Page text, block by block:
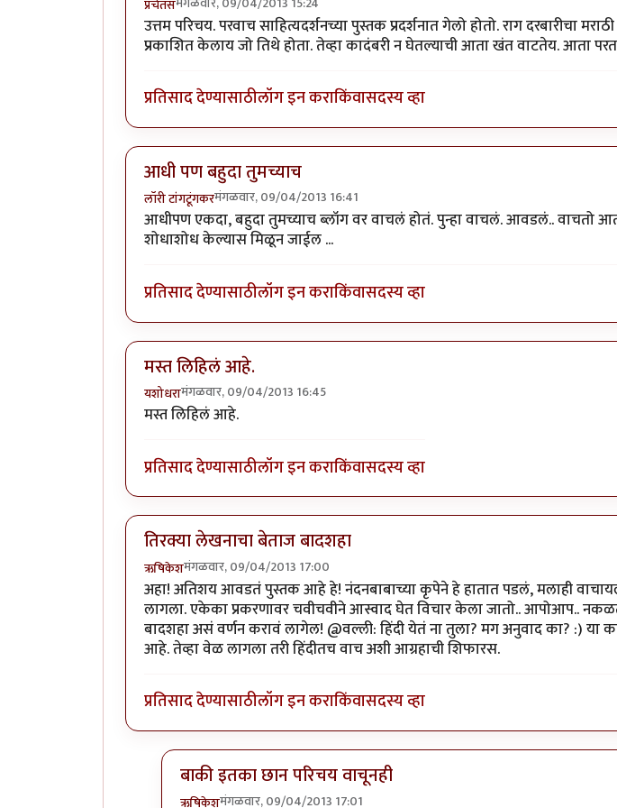
प्रचेतस
उत्तम परिचय. परवाच साहित्यदर्शनच्या पुस्तक प्रदर्शनात गेलो होतो. राग दरबारीचा
प्रकाशित केलाय जो तिथे होता. तेव्हा कादंबरी न घेतल्याची आता खंत वाटतेय. आता
प्रतिसाद देण्यासाठीलॉग इन कराकिंवासदस्य व्हा
आधी पण बहुदा तुमच्याच
लॉरी टांगटूंगकरमंगळवार, 09/04/2013 16:41
आधीपण एकदा, बहुदा तुमच्याच ब्लॉग वर वाचलं होतं. पुन्हा वाचलं. आवडलं.. वाचतो
शोधाशोध केल्यास मिळून जाईल ...
प्रतिसाद देण्यासाठीलॉग इन कराकिंवासदस्य व्हा
मस्त लिहिलं आहे.
यशोधरामंगळवार, 09/04/2013 16:45
मस्त लिहिलं आहे.
प्रतिसाद देण्यासाठीलॉग इन कराकिंवासदस्य व्हा
तिरक्या लेखनाचा बेताज बादशहा
ऋषिकेशमंगळवार, 09/04/2013 17:00
अहा! अतिशय आवडतं पुस्तक आहे हे! नंदनबाबाच्या कृपेने हे हातात पडलं, मलाही
लागला. एकेका प्रकरणावर चवीचवीने आस्वाद घेत विचार केला जातो.. आपोआप..
बादशहा असं वर्णन करावं लागेल! @वल्ली: हिंदी येतं ना तुला? मग अनुवाद का? :) या
आहे. तेव्हा वेळ लागला तरी हिंदीतच वाच अशी आग्रहाची शिफारस.
प्रतिसाद देण्यासाठीलॉग इन कराकिंवासदस्य व्हा
बाकी इतका छान परिचय वाचूनही
ऋषिकेशमंगळवार, 09/04/2013 17:01